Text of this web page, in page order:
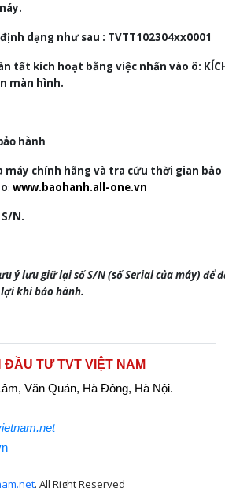
dạng như sau : TVTT102304xx0001
tất kích hoạt bằng việc nhấn vào ô:
màn hình.
hành
máy chính hãng và tra cứu thời gian bảo
: www.baohanh.all-one.vn
N.
ý lưu giữ lại số S/N (số Serial của máy) để
khi bảo hành.
ĐẦU TƯ TVT VIỆT NAM
Văn Quán, Hà Đông, Hà Nội.
. All Right Reserved